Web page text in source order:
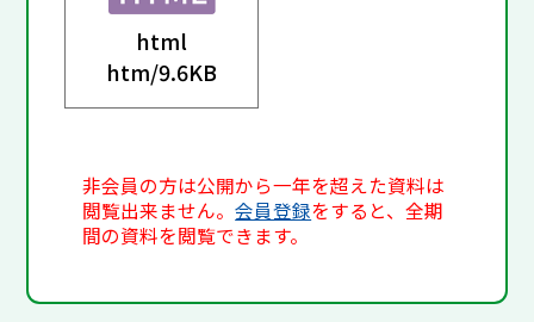
html
htm/9.6KB
非会員の方は公開から一年を超えた資料は
閲覧出来ません。会員登録をすると、全期
間の資料を閲覧できます。